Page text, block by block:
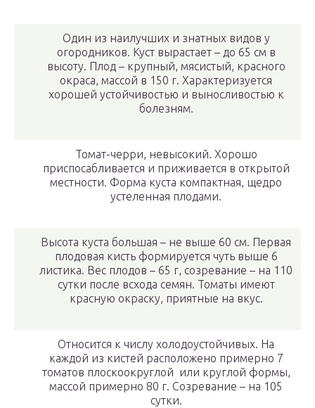
Один из наилучших и знатных видов у
огородников. Куст вырастает – до 65 см в
высоту. Плод – крупный, мясистый, красного
окраса, массой в 150 г. Характеризуется
хорошей устойчивостью и выносливостью к
болезням.
Томат-черри, невысокий. Хорошо
приспосабливается и приживается в открытой
местности. Форма куста компактная, щедро
устеленная плодами.
Высота куста большая – не выше 60 см. Первая
плодовая кисть формируется чуть выше 6
листика. Вес плодов – 65 г, созревание – на 110
сутки после всхода семян. Томаты имеют
красную окраску, приятные на вкус.
Относится к числу холодоустойчивых. На
каждой из кистей расположено примерно 7
томатов плоскоокруглой или круглой формы,
массой примерно 80 г. Созревание – на 105
сутки.